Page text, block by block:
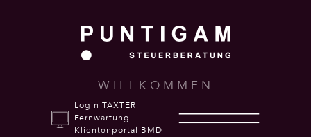
WILLKOMMEN
Login TAXTER
Fernwartung
Klientenportal BMD